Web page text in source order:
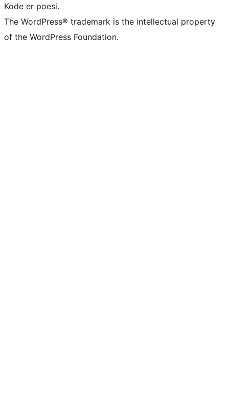
Kode er poesi.
The WordPress® trademark is the intellectual property
of the WordPress Foundation.